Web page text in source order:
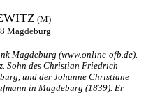
(M)
Magdeburg
Magdeburg (www.online-ofb.de).
Sohn des Christian Friedrich
und der Johanne Christiane
in Magdeburg (1839). Er